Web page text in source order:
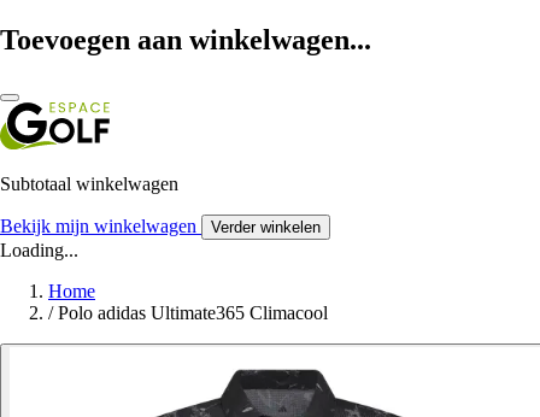
Toevoegen aan winkelwagen...
Subtotaal winkelwagen
Bekijk mijn winkelwagen Verder winkelen
Loading...
Home
/ Polo adidas Ultimate365 Climacool